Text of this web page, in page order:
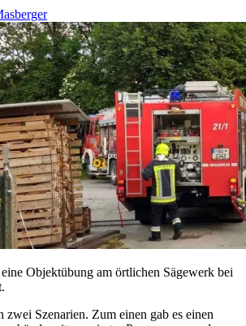
Objektübung am örtlichen Sägewerk bei
zwei Szenarien. Zum einen gab es einen